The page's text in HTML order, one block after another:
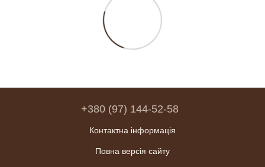
+380 (97) 144-52-58
Контактна інформація
Повна версія сайту